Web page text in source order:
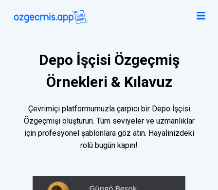
Depo İşçisi Özgeçmiş
Örnekleri & Kılavuz
Çevrimiçi platformumuzla çarpıcı bir Depo İşçisi
Özgeçmişi oluşturun. Tüm seviyeler ve uzmanlıklar
için profesyonel şablonlara göz atın. Hayalinizdeki
rolü bugün kapın!